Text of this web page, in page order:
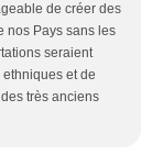
de créer des
nos Pays sans les
seraient
et de
très anciens